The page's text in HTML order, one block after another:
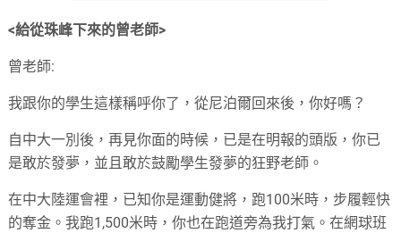
<給從珠峰下來的曾老師>
曾老師:
我跟你的學生這樣稱呼你了，從尼泊爾回來後，你好嗎？
自中大一別後，再見你面的時候，已是在明報的頭版，你已
是敢於發夢，並且敢於鼓勵學生發夢的狂野老師。
在中大陸運會裡，已知你是運動健將，跑100米時，步履輕快
的奪金。我跑1,500米時，你也在跑道旁為我打氣。在網球班